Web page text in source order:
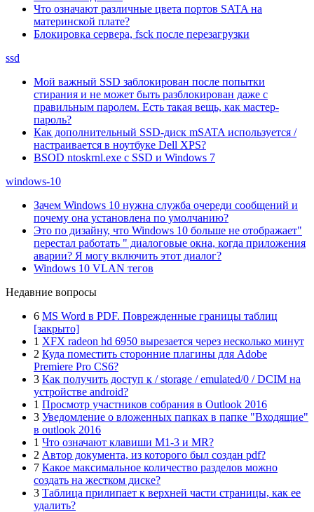
Что означают различные цвета портов SATA на
материнской плате?
Блокировка сервера, fsck после перезагрузки
ssd
Мой важный SSD заблокирован после попытки
стирания и не может быть разблокирован даже с
правильным паролем. Есть такая вещь, как мастер-
пароль?
Как дополнительный SSD-диск mSATA используется /
настраивается в ноутбуке Dell XPS?
BSOD ntoskrnl.exe с SSD и Windows 7
windows-10
Зачем Windows 10 нужна служба очереди сообщений и
почему она установлена по умолчанию?
Это по дизайну, что Windows 10 больше не отображает"
перестал работать " диалоговые окна, когда приложения
аварии? Я могу включить этот диалог?
Windows 10 VLAN тегов
Недавние вопросы
6 MS Word в PDF. Поврежденные границы таблиц
[закрыто]
1 XFX radeon hd 6950 вырезается через несколько минут
2 Куда поместить сторонние плагины для Adobe
Premiere Pro CS6?
3 Как получить доступ к / storage / emulated/0 / DCIM на
устройстве android?
1 Просмотр участников собрания в Outlook 2016
3 Уведомление о вложенных папках в папке "Входящие"
в outlook 2016
1 Что означают клавиши M1-3 и MR?
2 Автор документа, из которого был создан pdf?
7 Какое максимальное количество разделов можно
создать на жестком диске?
3 Таблица прилипает к верхней части страницы, как ее
удалить?